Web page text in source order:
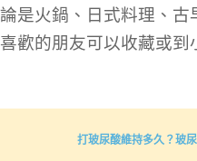
是火鍋、日式料理、古
歡的朋友可以收藏或到
打玻尿酸維持多久？玻